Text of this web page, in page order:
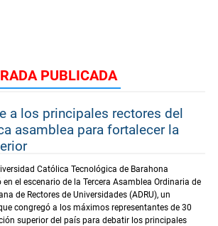
PUBLICADA
a los principales rectores del
asamblea para fortalecer la
Católica Tecnológica de Barahona
en el escenario de la Tercera Asamblea Ordinaria de
de Rectores de Universidades (ADRU), un
congregó a los máximos representantes de 30
superior del país para debatir los principales